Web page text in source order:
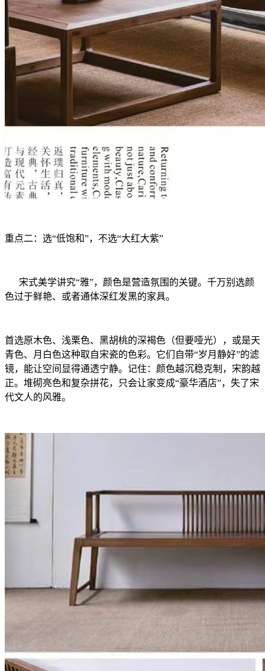
重点二：选“低饱和”，不选“大红大紫”
宋式美学讲究“雅”，颜色是营造氛围的关键。千万别选颜
色过于鲜艳、或者通体深红发黑的家具。
首选原木色、浅栗色、黑胡桃的深褐色（但要哑光），或是天
青色、月白色这种取自宋瓷的色彩。它们自带“岁月静好”的滤
镜，能让空间显得通透宁静。记住：颜色越沉稳克制，宋韵越
正。堆砌亮色和复杂拼花，只会让家变成“豪华酒店”，失了宋
代文人的风雅。